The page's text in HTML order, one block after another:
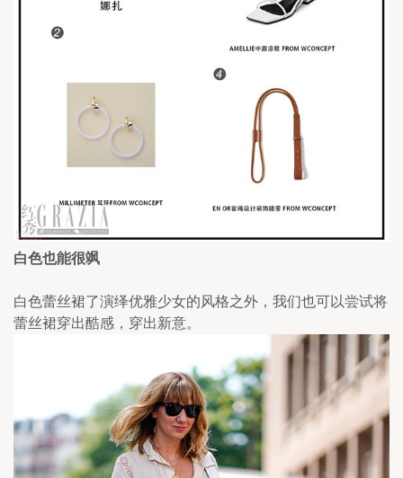
白色也能很飒
白色蕾丝裙了演绎优雅少女的风格之外，我们也可以尝试将
蕾丝裙穿出酷感，穿出新意。